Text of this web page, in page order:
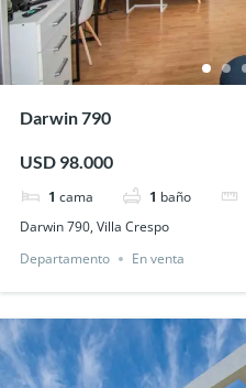
Darwin 790
USD 98.000
1 cama 1 baño
Darwin 790, Villa Crespo
Departamento
En venta